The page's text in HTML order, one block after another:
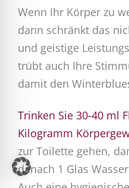
Wenn Ihr Körper zu
dann schränkt das
und geistige
trübt auch Ihre
damit den
Trinken Sie 30-40 ml
Kilogramm
zur Toilette gehen,
danach 1 Glas